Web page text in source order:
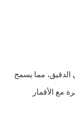
الدقيق، مما يسمح
مع الأقمار